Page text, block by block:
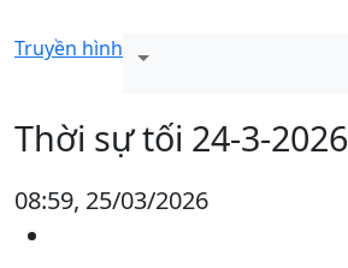
Truyền hình
Thời sự tối 24-3-2026
08:59, 25/03/2026